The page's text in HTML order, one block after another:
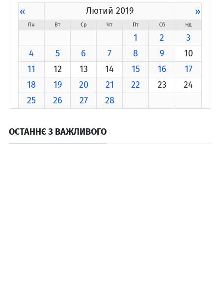
« Лютий 2019 »
Пн Вт Ср Чт Пт Сб Нд
1 2
3
4
5 6 7 8 9
10
11
12 13 14 15 16
17
18
19 20 21 22 23
24
25
26 27 28
ОСТАННЄ З ВАЖЛИВОГО